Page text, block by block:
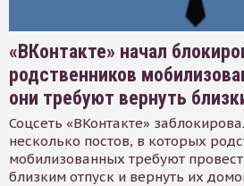
«ВКонтакте» начал
родственников
они требуют вернуть
Соцсеть «ВКонтакте»
несколько постов, в которых
мобилизованных требуют
близким отпуск и вернуть их